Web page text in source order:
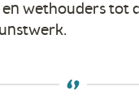
wethouders tot